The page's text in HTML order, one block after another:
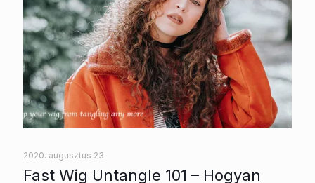
2020. augusztus 23
Fast Wig Untangle 101 – Hogyan